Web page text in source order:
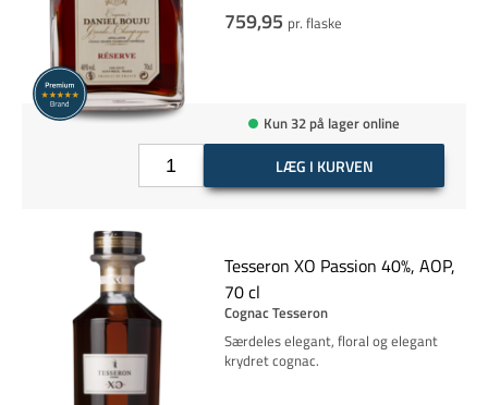
759,95 pr. flaske
Kun 32 på lager online
LÆG I KURVEN
Tesseron XO Passion 40%, AOP,
70 cl
Cognac Tesseron
Særdeles elegant, floral og elegant
krydret cognac.